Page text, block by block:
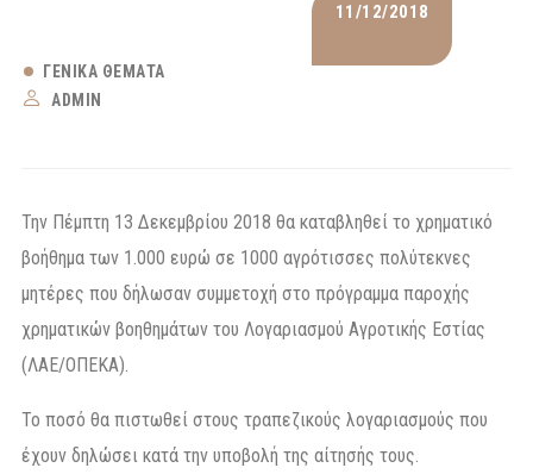
11/12/2018
ΓΕΝΙΚΆ ΘΈΜΑΤΑ
ADMIN
Την Πέμπτη 13 Δεκεμβρίου 2018 θα καταβληθεί το χρηματικό
βοήθημα των 1.000 ευρώ σε 1000 αγρότισσες πολύτεκνες
μητέρες που δήλωσαν συμμετοχή στο πρόγραμμα παροχής
χρηματικών βοηθημάτων του Λογαριασμού Αγροτικής Εστίας
(ΛΑΕ/ΟΠΕΚΑ).
Το ποσό θα πιστωθεί στους τραπεζικούς λογαριασμούς που
έχουν δηλώσει κατά την υποβολή της αίτησής τους.